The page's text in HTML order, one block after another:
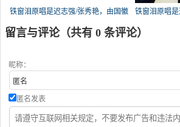
铁窗泪原唱是迟志强/张秀艳，由国徽
翻唱(试听次数:71)
铁窗泪原唱
天相翻唱(试听
留言与评论（共有 0 条评论）
昵称：
匿名发表